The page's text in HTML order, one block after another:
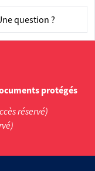
question ?
protégés
réservé)